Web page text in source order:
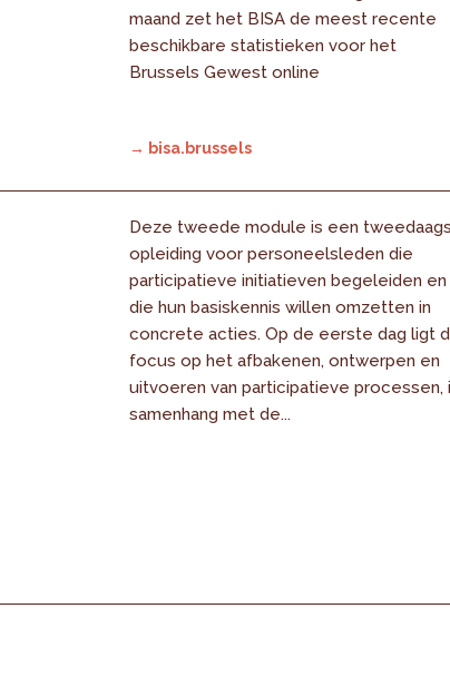
maand zet het BISA de meest recente
beschikbare statistieken voor het
Brussels Gewest online
→ bisa.brussels
Deze tweede module is een
opleiding voor personeelsleden die
participatieve initiatieven begeleiden en
die hun basiskennis willen omzetten in
concrete acties. Op de eerste dag ligt
focus op het afbakenen, ontwerpen en
uitvoeren van participatieve processen,
samenhang met de...